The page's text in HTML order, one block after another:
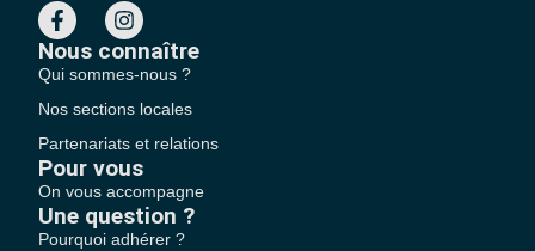
Nous connaître
Qui sommes-nous ?
Nos sections locales
Partenariats et relations
Pour vous
On vous accompagne
Une question ?
Pourquoi adhérer ?